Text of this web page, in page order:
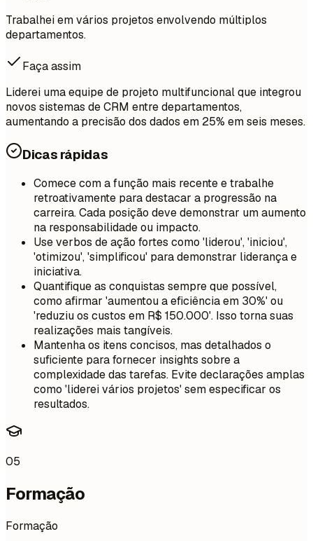
Trabalhei em vários projetos envolvendo múltiplos
departamentos.
Faça assim
Liderei uma equipe de projeto multifuncional que integrou
novos sistemas de CRM entre departamentos,
aumentando a precisão dos dados em 25% em seis meses.
Dicas rápidas
Comece com a função mais recente e trabalhe
retroativamente para destacar a progressão na
carreira. Cada posição deve demonstrar um aumento
na responsabilidade ou impacto.
Use verbos de ação fortes como 'liderou', 'iniciou',
'otimizou', 'simplificou' para demonstrar liderança e
iniciativa.
Quantifique as conquistas sempre que possível,
como afirmar 'aumentou a eficiência em 30%' ou
'reduziu os custos em R$ 150.000'. Isso torna suas
realizações mais tangíveis.
Mantenha os itens concisos, mas detalhados o
suficiente para fornecer insights sobre a
complexidade das tarefas. Evite declarações amplas
como 'liderei vários projetos' sem especificar os
resultados.
05
Formação
Formação